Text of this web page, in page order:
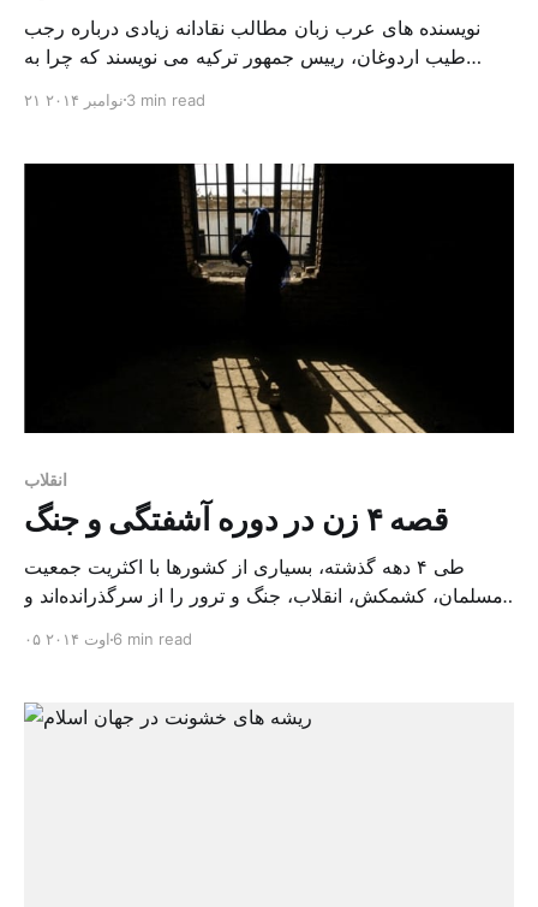
نویسنده های عرب زبان مطالب نقادانه زیادی درباره رجب
طیب اردوغان، رییس جمهور ترکیه می نویسند که چرا به
استانبول گفت: «تماس میان آمریکای لاتین و مسلمانان به
را در سال ۱۱۷۸ کشف کردند، نه کریستف کلمب.»
۲۱ نوامبر ۲۰۱۴ 3 min read
انقلاب
قصه ۴ زن در دوره آشفتگی و جنگ
طی ۴ دهه گذشته، بسیاری از کشورها با اکثریت جمعیت
مسلمان، کشمکش، انقلاب، جنگ و ترور را از سرگذرانده‌اند و
مناسب خود در دنیای مدرنی هستند که هم برایشان جذاب
پرتنش رنج […]
۰۵ اوت ۲۰۱۴ 6 min read